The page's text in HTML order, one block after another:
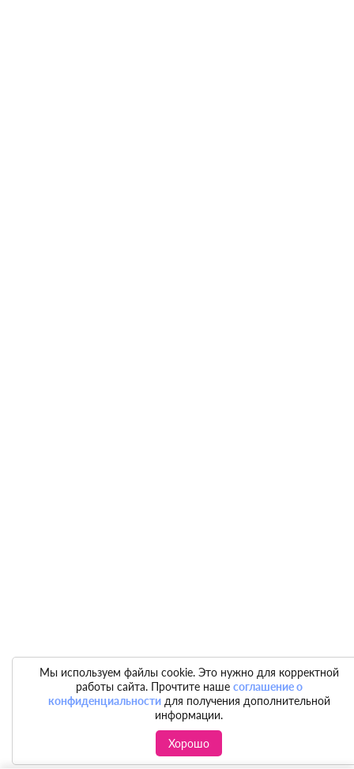
Мы используем файлы cookie. Это нужно для корректной
работы сайта. Прочтите наше соглашение о
конфиденциальностидля получения дополнительной
информации.
Хорошо